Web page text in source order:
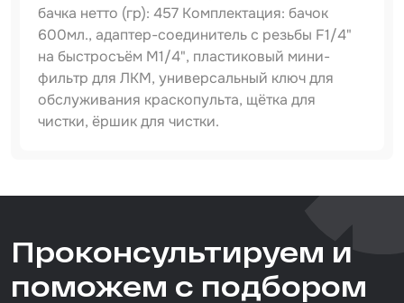
бачка нетто (гр): 457 Комплектация: бачок
600мл., адаптер-соединитель с резьбы F1/4"
на быстросъём M1/4", пластиковый мини-
фильтр для ЛКМ, универсальный ключ для
обслуживания краскопульта, щётка для
чистки, ёршик для чистки.
краскопульт
Размер / диаметр / объём
1.3 мм
Проконсультируем и
поможем с подбором